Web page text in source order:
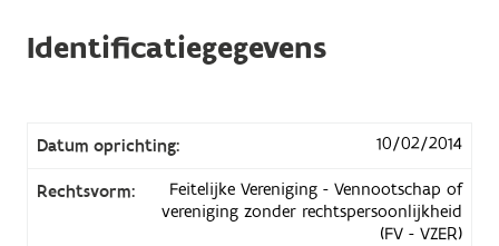
Identificatiegegevens
Datum oprichting: 10/02/2014
Rechtsvorm:
Feitelijke Vereniging - Vennootschap of
vereniging zonder rechtspersoonlijkheid
(FV - VZER)